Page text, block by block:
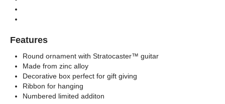
Features
Round ornament with Stratocaster™ guitar
Made from zinc alloy
Decorative box perfect for gift giving
Ribbon for hanging
Numbered limited additon